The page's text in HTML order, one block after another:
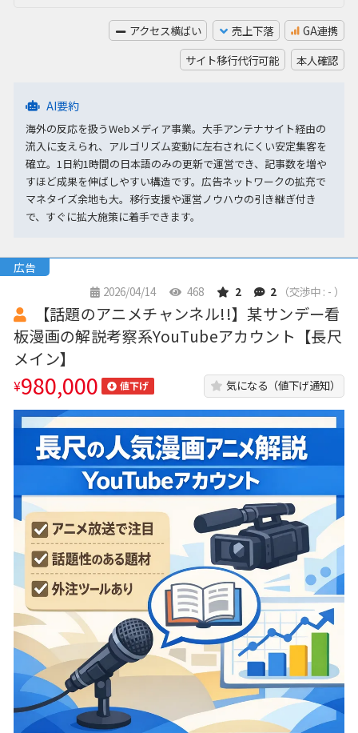
アクセス横ばい 売上下落
GA連携
サイト移行代行可能
本人確認
AI要約
海外の反応を扱うWebメディア事業。大手アンテナサイト経由の
流入に支えられ、アルゴリズム変動に左右されにくい安定集客を
確立。1日約1時間の日本語のみの更新で運営でき、記事数を増や
すほど成果を伸ばしやすい構造です。広告ネットワークの拡充で
マネタイズ余地も大。移行支援や運営ノウハウの引き継ぎ付き
で、すぐに拡大施策に着手できます。
広告
2026/04/14
468 2 2 （交渉中 : - ）
【話題のアニメチャンネル!!】某サンデー看
板漫画の解説考察系YouTubeアカウント【長尺
メイン】
¥980,000 値下げ 気になる（値下げ通知）